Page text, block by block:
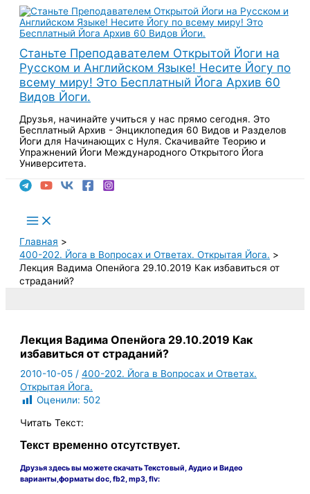
Перейти
содержимому
Станьте Преподавателем Открытой Йоги на
Русском и Английском Языке! Несите Йогу по
всему миру! Это Бесплатный Йога Архив 60
Видов Йоги.
Друзья, начинайте учиться у нас прямо сегодня. Это
Бесплатный Архив - Энциклопедия 60 Видов и Разделов
Йоги для Начинающих с Нуля. Скачивайте Теорию и
Упражнений Йоги Международного Открытого Йога
Университета.
Main
Menu
Главная
400-202. Йога в Вопросах и Ответах. Открытая Йога.
Лекция Вадима Опенйога 29.10.2019 Как избавиться от
страданий?
Лекция Вадима Опенйога 29.10.2019 Как
избавиться от страданий?
2010-10-05/400-202. Йога в Вопросах и Ответах.
Открытая Йога.
Оценили: 502
Читать Текст:
Текст временно отсутствует.
Друзья здесь вы можете скачать Текстовый, Аудио и Видео
варианты,форматы doc, fb2, mp3, flv: